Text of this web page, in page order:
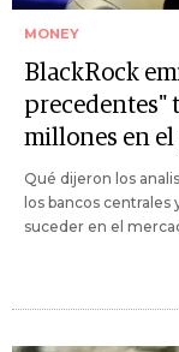
MONEY
BlackRock
precedentes"
millones en
Qué dijeron los
los bancos
suceder en el